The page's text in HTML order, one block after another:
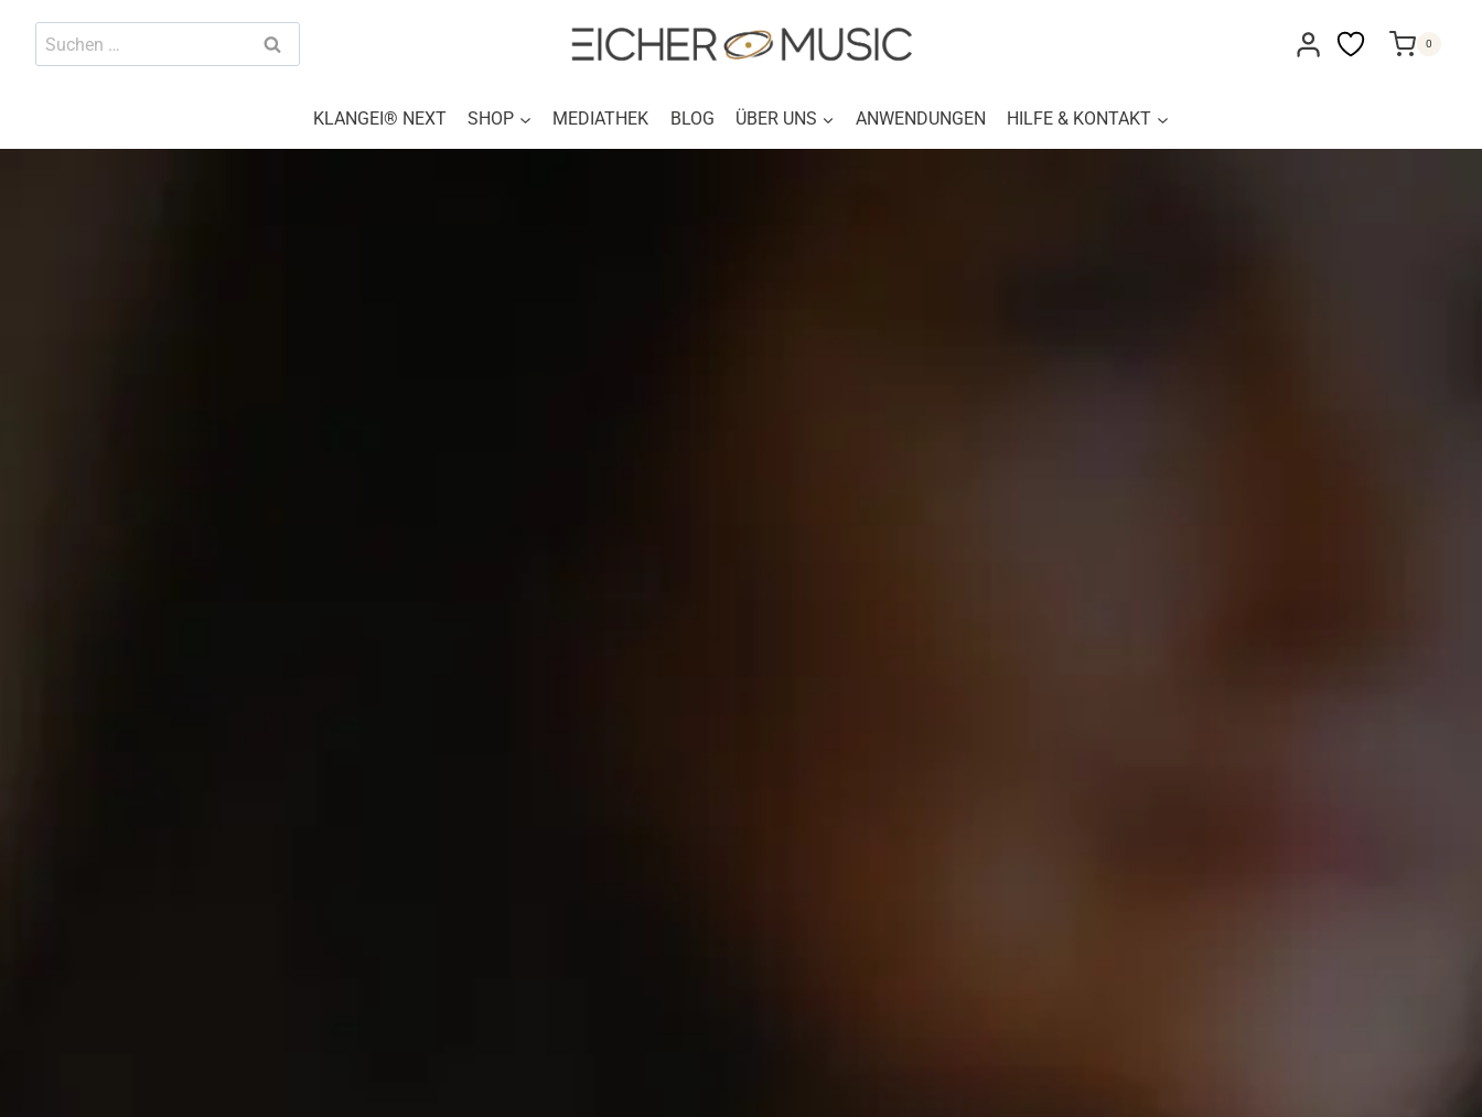
springen
Suchen
nach:
0
KLANGEI® NEXT SHOP MEDIATHEK BLOG ÜBER UNS ANWENDUNGEN HILFE & KONTAKT